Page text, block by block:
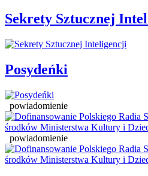
Sekrety Sztucznej
Posydeńki
powiadomienie
powiadomienie